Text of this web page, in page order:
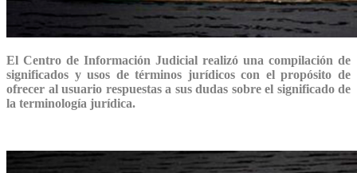
El Centro de Información Judicial realizó una compilación de
significados y usos de términos jurídicos con el propósito de
ofrecer al usuario respuestas a sus dudas sobre el significado de
la terminología jurídica.